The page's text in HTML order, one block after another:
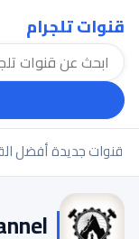
قنوات تلجرام
قنوات جديدةأفضل